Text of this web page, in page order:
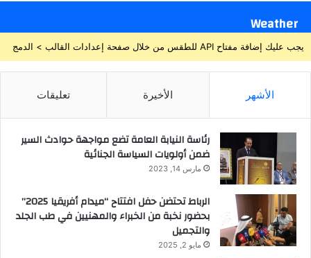
Weather
يجب عليك إضافة مفتاح API للطقس من خلال صفحة إعدادات القالب > الدمج
الأشهر الأخيرة تعليقات
رئاسة النيابة العامة تضع مواجهة حوادث السير
ضمن أولويات السياسة الجنائية
مارس 14, 2023
الرباط تحتضن حفل افتتاح “ميدام أفريقيا 2025”
بحضور نخبة من الخبراء والمهنيين في طب الجلد
والتجميل
مايو 2, 2025